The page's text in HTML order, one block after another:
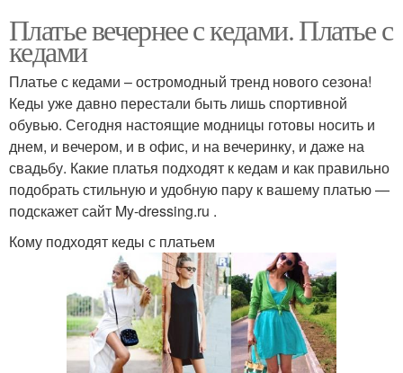
Платье вечернее с кедами. Платье с
кедами
Платье с кедами – остромодный тренд нового сезона!
Кеды уже давно перестали быть лишь спортивной
обувью. Сегодня настоящие модницы готовы носить и
днем, и вечером, и в офис, и на вечеринку, и даже на
свадьбу. Какие платья подходят к кедам и как правильно
подобрать стильную и удобную пару к вашему платью —
подскажет сайт My-dressing.ru .
Кому подходят кеды с платьем